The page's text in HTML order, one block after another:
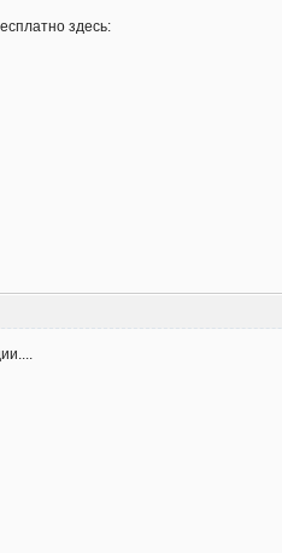
здесь: